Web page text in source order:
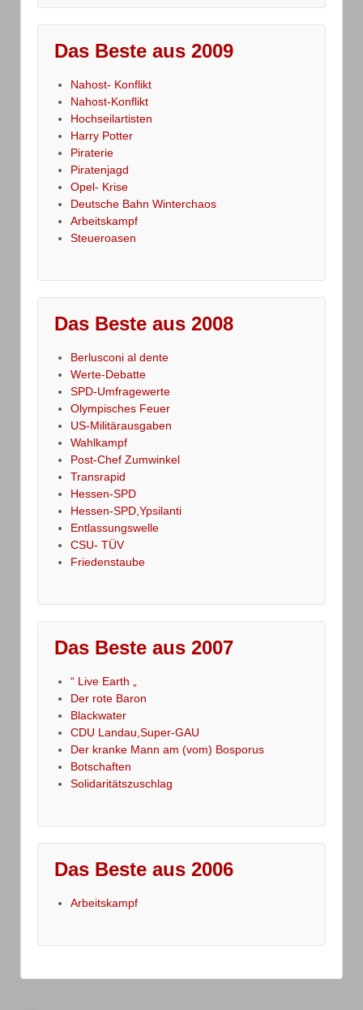
Das Beste aus 2009
Nahost- Konflikt
Nahost-Konflikt
Hochseilartisten
Harry Potter
Piraterie
Piratenjagd
Opel- Krise
Deutsche Bahn Winterchaos
Arbeitskampf
Steueroasen
Das Beste aus 2008
Berlusconi al dente
Werte-Debatte
SPD-Umfragewerte
Olympisches Feuer
US-Militärausgaben
Wahlkampf
Post-Chef Zumwinkel
Transrapid
Hessen-SPD
Hessen-SPD,Ypsilanti
Entlassungswelle
CSU- TÜV
Friedenstaube
Das Beste aus 2007
“ Live Earth „
Der rote Baron
Blackwater
CDU Landau,Super-GAU
Der kranke Mann am (vom) Bosporus
Botschaften
Solidaritätszuschlag
Das Beste aus 2006
Arbeitskampf